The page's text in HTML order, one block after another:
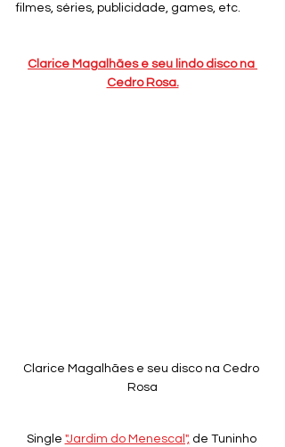
filmes, séries, publicidade, games, etc.
Clarice Magalhães e seu lindo disco na
Cedro Rosa.
Clarice Magalhães e seu disco na Cedro
Rosa
Single "Jardim do Menescal", de Tuninho